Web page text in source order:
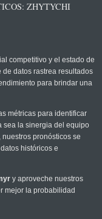
ZHYTYCHI
competitivo y el estado de
de datos rastrea resultados
para brindar una
métricas para identificar
sea la sinergia del equipo
pronósticos se
históricos e
y aproveche nuestros
mejor la probabilidad